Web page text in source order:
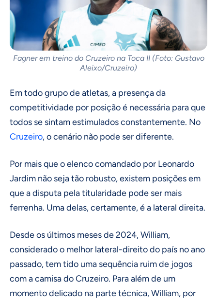
Fagner em treino do Cruzeiro na Toca II (Foto: Gustavo
Aleixo/Cruzeiro)
Em todo grupo de atletas, a presença da
competitividade por posição é necessária para que
todos se sintam estimulados constantemente. No
Cruzeiro, o cenário não pode ser diferente.
Por mais que o elenco comandado por Leonardo
Jardim não seja tão robusto, existem posições em
que a disputa pela titularidade pode ser mais
ferrenha. Uma delas, certamente, é a lateral direita.
Desde os últimos meses de 2024, William,
considerado o melhor lateral-direito do país no ano
passado, tem tido uma sequência ruim de jogos
com a camisa do Cruzeiro. Para além de um
momento delicado na parte técnica, William, por